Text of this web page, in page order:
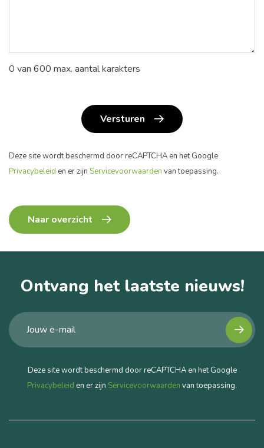
0 van 600 max. aantal karakters
Versturen
Deze site wordt beschermd door reCAPTCHA en het Google
Privacybeleid en er zijn Servicevoorwaarden van toepassing.
Naar overzicht
Ontvang het laatste nieuws!
Deze site wordt beschermd door reCAPTCHA en het Google
Privacybeleid en er zijn Servicevoorwaarden van toepassing.